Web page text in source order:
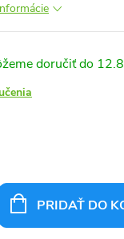
PRIDAŤ DO